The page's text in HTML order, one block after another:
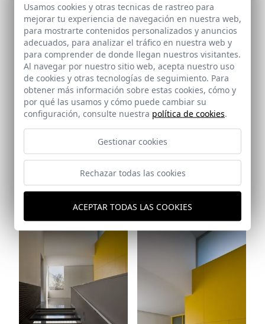
Ref: 5197_37
Ref: 5197_38
Ref: 5197_39
Usamos cookies y otras tecnicas de rastreo para
mejorar tu experiencia de navegación en nuestra web,
para mostrarte contenidos personalizados y anuncios
adecuados, para analizar el tráfico en nuestra web y
para comprender de donde llegan nuestros visitantes.
Al navegar por nuestro sitio web, acepta nuestro uso
de cookies y otras tecnologías de seguimiento. Para
obtener más información sobre estas cookies, cómo y
por qué las usamos y cómo puede cambiar su
configuración, consulte nuestra política de cookies.
Gestionar cookies
Rechazar todas las cookies
ACEPTAR TODAS LAS COOKIES